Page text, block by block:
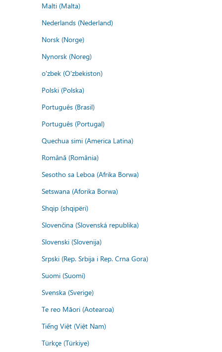
Malti (Malta)
Nederlands (Nederland)
Norsk (Norge)
Nynorsk (Noreg)
o'zbek (O'zbekiston)
Polski (Polska)
Português (Brasil)
Português (Portugal)
Quechua simi (America Latina)
Română (România)
Sesotho sa Leboa (Afrika Borwa)
Setswana (Aforika Borwa)
Shqip (shqipëri)
Slovenčina (Slovenská republika)
Slovenski (Slovenija)
Srpski (Rep. Srbija i Rep. Crna Gora)
Suomi (Suomi)
Svenska (Sverige)
Te reo Māori (Aotearoa)
Tiếng Việt (Việt Nam)
Türkçe (Türkiye)